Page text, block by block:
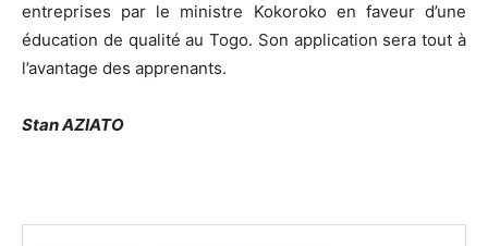
entreprises par le ministre Kokoroko en faveur d’une
éducation de qualité au Togo. Son application sera tout à
l’avantage des apprenants.
Stan AZIATO